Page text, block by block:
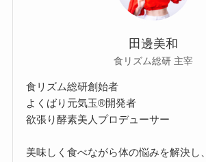
田邊美和
食リズム総研 主宰
食リズム総研創始者
よくばり元気玉®開発者
欲張り酵素美人プロデューサー
美味しく食べながら体の悩みを解決し、